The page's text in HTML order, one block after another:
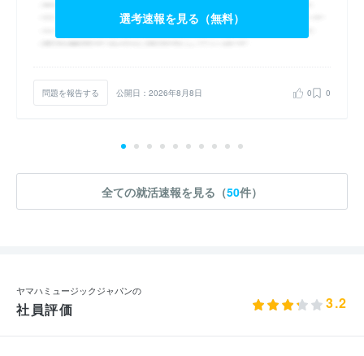
選考速報を見る（無料）
問題を報告する 公開日：2026年8月8日 0 0
全ての就活速報を見る（50件）
ヤマハミュージックジャパンの
社員評価 3.2